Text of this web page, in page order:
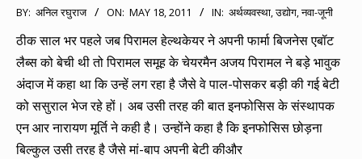
2011-
05-
18
BY: अनिल रघुराज ON: MAY 18, 2011 IN: अर्थव्यवस्था,उद्योग,नवा-जूनी
ठीक साल भर पहले जब पिरामल हेल्थकेयर ने अपनी फार्मा बिजनेस एबॉट
लैब्स को बेची थी तो पिरामल समूह के चेयरमैन अजय पिरामल ने बड़े भावुक
अंदाज में कहा था कि उन्हें लग रहा है जैसे वे पाल-पोसकर बड़ी की गई बेटी
को ससुराल भेज रहे हों। अब उसी तरह की बात इनफोसिस के संस्थापक
एन आर नारायण मूर्ति ने कही है। उन्होंने कहा है कि इनफोसिस छोड़ना
बिल्कुल उसी तरह है जैसे मां-बाप अपनी बेटी कीऔर